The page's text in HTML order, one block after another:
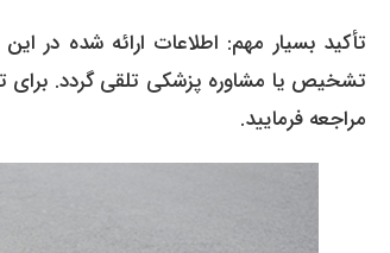
تأکید بسیار مهم: اطلاعات ارائه شده
تشخیص یا مشاوره پزشکی تلقی گردد.
مراجعه فرمایید.